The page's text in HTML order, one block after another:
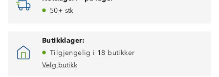
50+ stk
Butikklager:
Tilgjengelig i 18 butikker
Velg butikk